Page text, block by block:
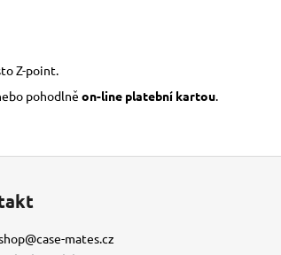
Z-point.
pohodlně on-line platební kartou
@case-mates.cz